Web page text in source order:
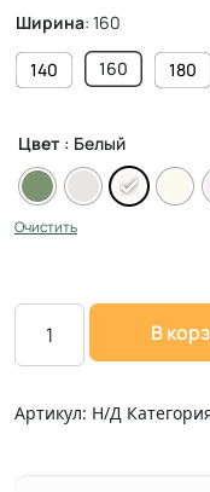
Ширина: 160
140 160 180
Цвет : Белый
Очистить
В
Артикул: Н/Д